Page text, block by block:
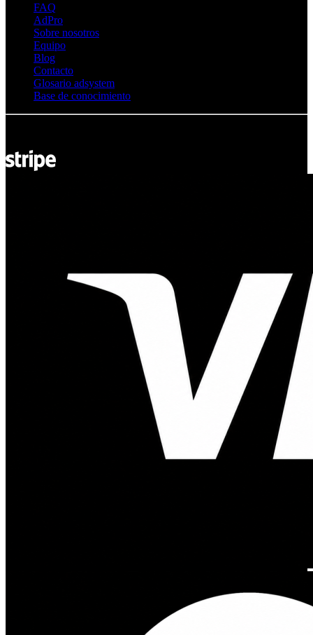
FAQ
AdPro
Sobre nosotros
Equipo
Blog
Contacto
Glosario adsystem
Base de conocimiento